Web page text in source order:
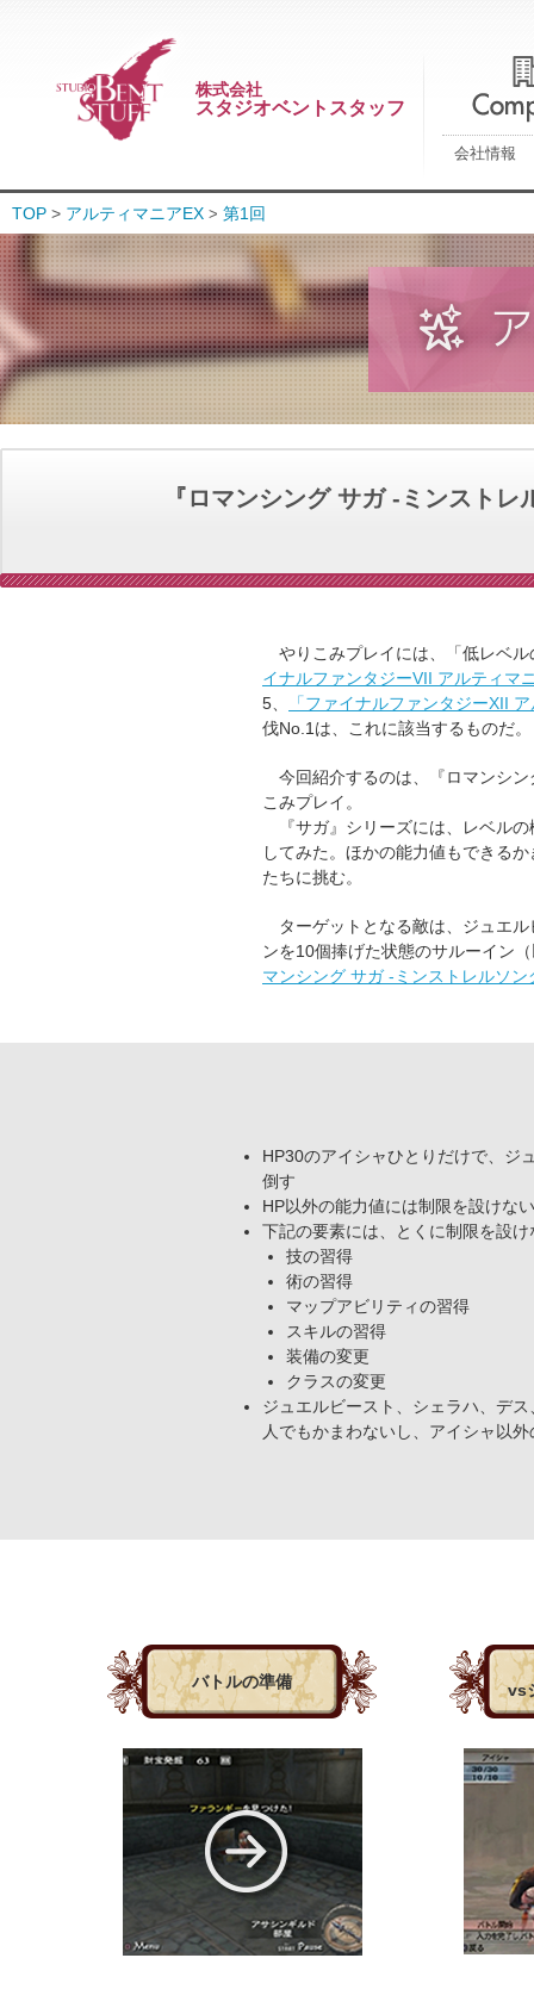
株式会社
スタジオベントスタッフ
会社情報
TOP > アルティマニアEX > 第1回
『ロマンシング サガ -ミンスト
やりこみプレイには、「低レベル
イナルファンタジーVII アルティマ
5、
「ファイナルファンタジーXII
伐No.1は、これに該当するものだ。
今回紹介するのは、『ロマンシン
こみプレイ。
『サガ』シリーズには、レベルの
してみた。ほかの能力値もできる
たちに挑む。
ターゲットとなる敵は、ジュエル
ンを10個捧げた状態のサルーイン
マンシング サガ -ミンストレルソ
HP30のアイシャひとりだけで、ジ
倒す
HP以外の能力値には制限を設けな
下記の要素には、とくに制限を設け
技の習得
術の習得
マップアビリティの習得
スキルの習得
装備の変更
クラスの変更
ジュエルビースト、シェラハ、デ
人でもかまわないし、アイシャ以
バトルの準備 vs